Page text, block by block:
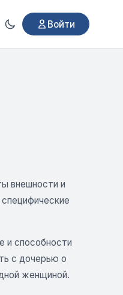
Войти
внешности и
и способности
с дочерью о
женщиной.